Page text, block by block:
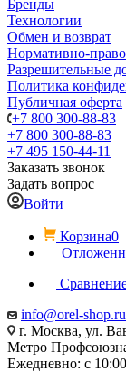
Бренды
Технологии
Обмен и возврат
Нормативно-
Разрешительные
Политика
Публичная оферта
+7 800 300-88-83
+7 800 300-88-83
+7 495 150-44-11
Заказать звонок
Задать вопрос
Войти
Корзина0
info@orel-shop.ru
г. Москва, ул.
Метро
Ежедневно: с